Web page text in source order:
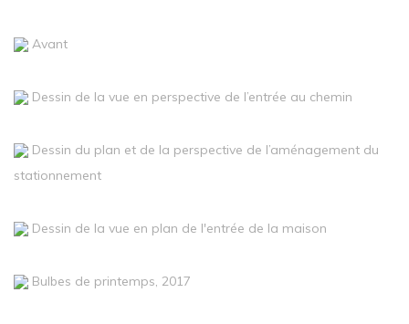
Avant
Dessin de la vue en perspective de l’entrée au chemin
Dessin du plan et de la perspective de l’aménagement du
stationnement
Dessin de la vue en plan de l'entrée de la maison
Bulbes de printemps, 2017